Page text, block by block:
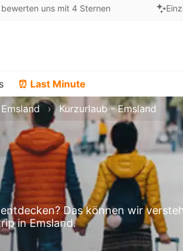
uns mit 4 Sternen
⏰ Last Minute
Das können wir
in Emsland.
Kurzurlaub - Emsland